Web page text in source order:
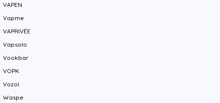
VAPEN
Vapme
VAPRIVÉE
Vapsolo
Vookbar
VOPK
Vozol
Waspe